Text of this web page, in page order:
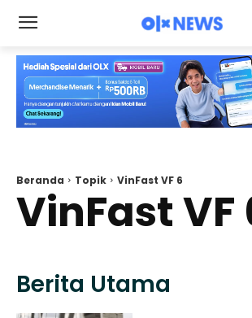
Beranda Topik VinFast VF 6
VinFast VF
Berita Utama